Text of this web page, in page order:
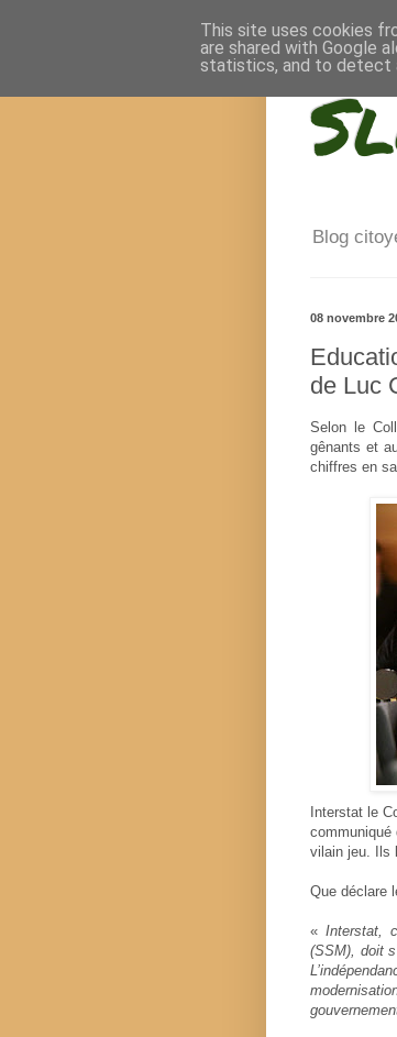
Blog
08 novembre
de Luc
Selon le
gênants et
chiffres en
Interstat le
communiqué
vilain jeu. Ils
Que déclare
«Interstat,
(SSM), doit
This site uses cookies
are shared with Google
statistics, and to detect